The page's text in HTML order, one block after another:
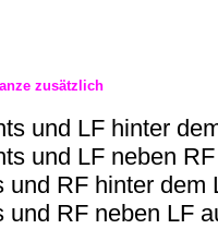
zusätzlich
und LF hinter
und LF neben
und RF hinter dem
und RF neben LF